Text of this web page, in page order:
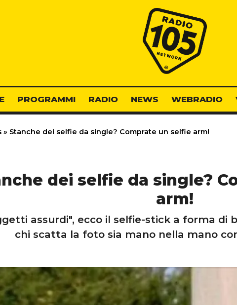
Radio 105
PROGRAMMI RADIO NEWS WEBRADIO
» Stanche dei selfie da single? Comprate un selfie arm!
dei selfie da single?
arm!
assurdi", ecco il selfie-stick a forma di
chi scatta la foto sia mano nella mano